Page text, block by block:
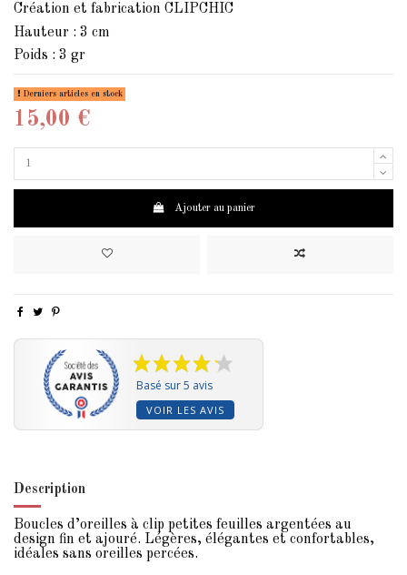
Création et fabrication CLIPCHIC
Hauteur : 3 cm
Poids : 3 gr
Derniers articles en stock
15,00 €
Ajouter au panier
Basé sur 5 avis
VOIR LES AVIS
Description
Boucles d’oreilles à clip petites feuilles argentées au
design fin et ajouré. Légères, élégantes et confortables,
idéales sans oreilles percées.